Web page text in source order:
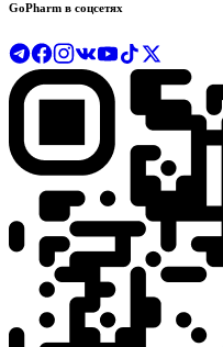
GoPharm в соцсетях